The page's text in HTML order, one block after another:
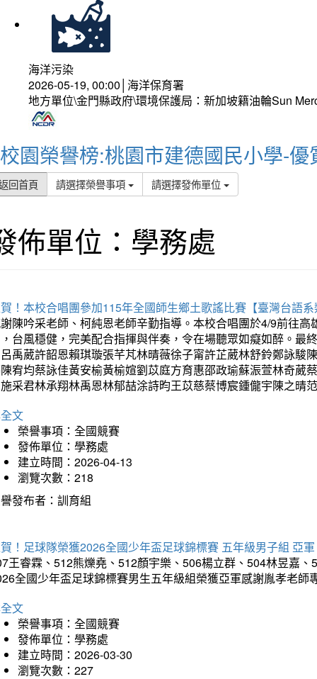
海洋污染
2026-05-19, 00:00│海洋保育署
地方單位\金門縣政府\環境保護局：新加坡籍油輪Sun
校園榮譽榜:桃園市建德國民小學-優
回首頁 請選擇榮譽事項 請選擇發佈單位
佈單位：學務處
！本校合唱團參加115年全國師生鄉土歌謠比賽【臺灣台語
陳吟采老師、柯純恩老師辛勤指導。本校合唱團於4/9前往
台風穩健，完美配合指揮與伴奏，令在場聽眾如癡如醉。最
禹葳許韶恩賴琪璇張芊芃林晴薇徐子甯許芷葳林舒鈴鄭詠駿
宥均蔡詠佳黃安榆黃榆媗劉苡庭方育惠邵政瑜蘇浱萱林奇葳
采君林承翔林禹恩林郁喆涂詩昀王苡慈蔡博宸鍾儱宇陳之晴
文
榮譽事項：全國競賽
發佈單位：學務處
建立時間：2026-04-13
瀏覽次數：218
發布者：訓育組
！足球隊榮獲2026全國少年盃足球錦標賽 五年級男子組 亞軍
王睿霖、512熊爍堯、512顏宇樂、506楊立群、504林昱嘉
全國少年盃足球錦標賽男生五年級組榮獲亞軍感謝胤孝老師
文
榮譽事項：全國競賽
發佈單位：學務處
建立時間：2026-03-30
瀏覽次數：227